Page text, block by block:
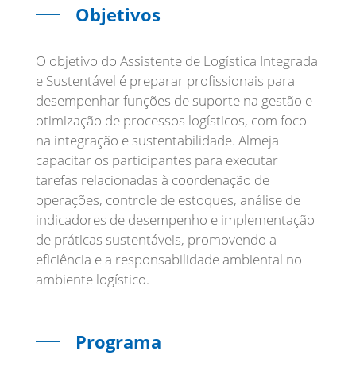
Objetivos
O objetivo do Assistente de Logística Integrada
e Sustentável é preparar profissionais para
desempenhar funções de suporte na gestão e
otimização de processos logísticos, com foco
na integração e sustentabilidade. Almeja
capacitar os participantes para executar
tarefas relacionadas à coordenação de
operações, controle de estoques, análise de
indicadores de desempenho e implementação
de práticas sustentáveis, promovendo a
eficiência e a responsabilidade ambiental no
ambiente logístico.
Programa